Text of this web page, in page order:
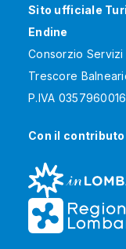
Sito ufficiale
Endine
Consorzio Servizi
Trescore
P.IVA
Con il contributo